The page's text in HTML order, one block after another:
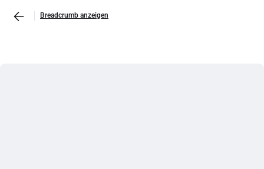
Breadcrumb anzeigen